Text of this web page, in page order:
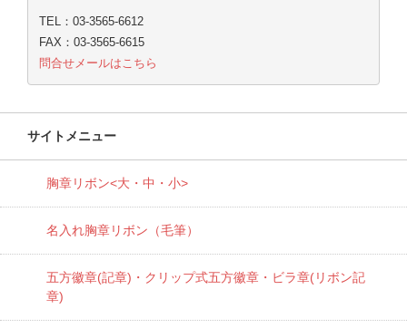
TEL：03-3565-6612
FAX：03-3565-6615
問合せメールはこちら
サイトメニュー
胸章リボン<大・中・小>
名入れ胸章リボン（毛筆）
五方徽章(記章)・ クリップ式五方徽章・ビラ章(リボン記
章)